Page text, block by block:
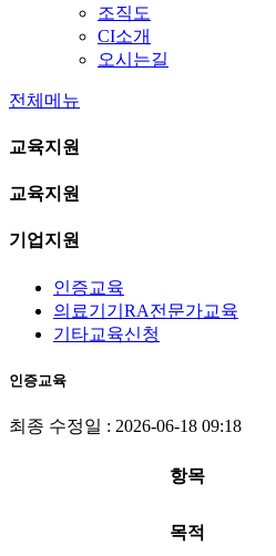
조직도
CI소개
오시는길
전체메뉴
교육지원
교육지원
기업지원
인증교육
의료기기RA전문가교육
기타교육신청
인증교육
최종 수정일 : 2026-06-18 09:18
항목
목적